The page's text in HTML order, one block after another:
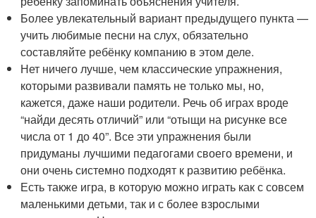
Более увлекательный вариант предыдущего пункта —
учить любимые песни на слух, обязательно
составляйте ребёнку компанию в этом деле.
Нет ничего лучше, чем классические упражнения,
которыми развивали память не только мы, но,
кажется, даже наши родители. Речь об играх вроде
“найди десять отличий” или “отыщи на рисунке все
числа от 1 до 40”. Все эти упражнения были
придуманы лучшими педагогами своего времени, и
они очень системно подходят к развитию ребёнка.
Есть также игра, в которую можно играть как с совсем
маленькими детьми, так и с более взрослыми